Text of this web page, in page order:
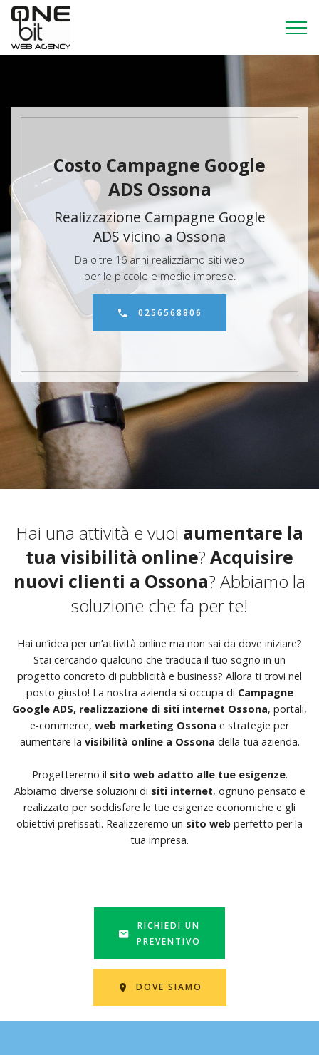
Costo Campagne Google
ADS Ossona
Realizzazione Campagne Google
ADS vicino a Ossona
Da oltre 16 anni realizziamo siti web
per le piccole e medie imprese.
0256568806
Hai una attività e vuoi aumentare la
tua visibilità online? Acquisire
nuovi clienti a Ossona? Abbiamo la
soluzione che fa per te!
Hai un’idea per un’attività online ma non sai da dove iniziare?
Stai cercando qualcuno che traduca il tuo sogno in un
progetto concreto di pubblicità e business? Allora ti trovi nel
posto giusto! La nostra azienda si occupa di Campagne
Google ADS, realizzazione di siti internet Ossona, portali,
e-commerce, web marketing Ossona e strategie per
aumentare la visibilità online a Ossona della tua azienda.
Progetteremo il sito web adatto alle tue esigenze.
Abbiamo diverse soluzioni di siti internet, ognuno pensato e
realizzato per soddisfare le tue esigenze economiche e gli
obiettivi prefissati. Realizzeremo un sito web perfetto per la
tua impresa.
RICHIEDI UN
PREVENTIVO
DOVE SIAMO